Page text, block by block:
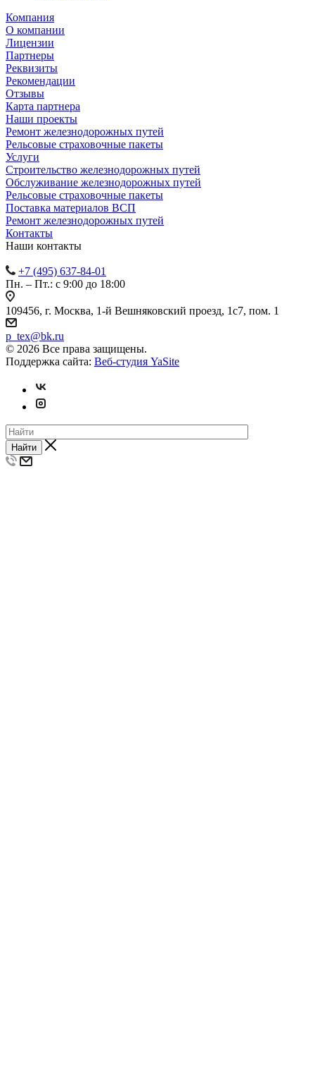
Компания
О компании
Лицензии
Партнеры
Реквизиты
Рекомендации
Отзывы
Карта партнера
Наши проекты
Ремонт железнодорожных путей
Рельсовые страховочные пакеты
Услуги
Строительство железнодорожных путей
Обслуживание железнодорожных путей
Рельсовые страховочные пакеты
Поставка материалов ВСП
Ремонт железнодорожных путей
Контакты
Наши контакты
+7 (495) 637-84-01
Пн. – Пт.: с 9:00 до 18:00
109456, г. Москва, 1-й Вешняковский проезд, 1с7, пом. 1
p_tex@bk.ru
© 2026 Все права защищены.
Поддержка сайта: Веб-студия YaSite
Найти